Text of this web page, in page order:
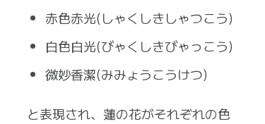
赤色赤光(しゃくしきしゃつこう)
白色白光(びゃくしきびゃっこう)
微妙香潔(みみょうこうけつ)
と表現され、蓮の花がそれぞれの色